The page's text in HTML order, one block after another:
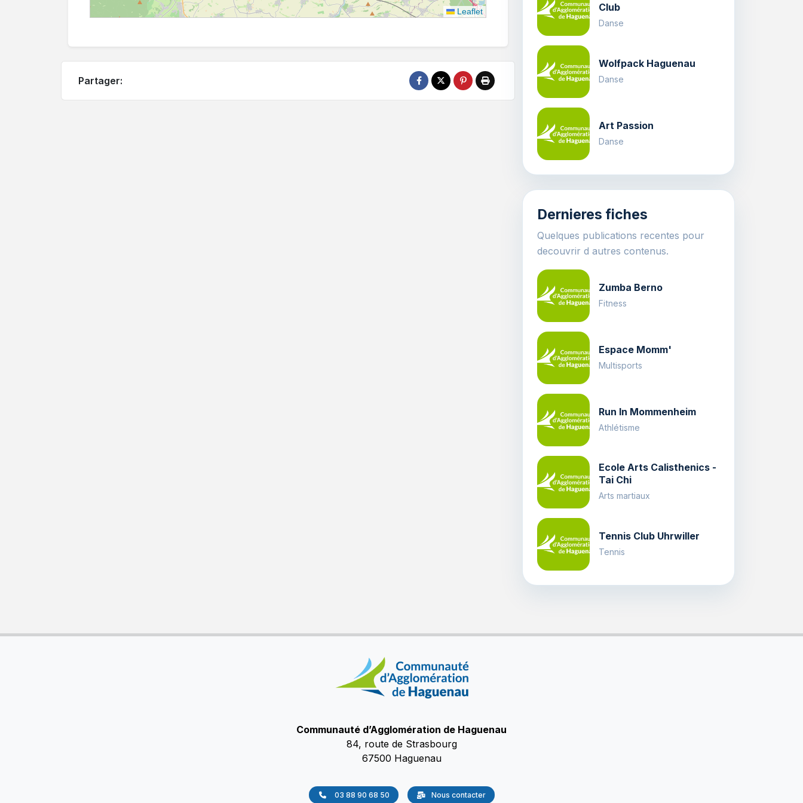
Leaflet
Partager:
Club
Danse
Wolfpack Haguenau
Danse
Art Passion
Danse
Dernieres fiches
Quelques publications recentes pour
decouvrir d autres contenus.
Zumba Berno
Fitness
Espace Momm'
Multisports
Run In Mommenheim
Athlétisme
Ecole Arts Calisthenics -
Tai Chi
Arts martiaux
Tennis Club Uhrwiller
Tennis
Communauté d’Agglomération de Haguenau
84, route de Strasbourg
67500 Haguenau
03 88 90 68 50 Nous contacter